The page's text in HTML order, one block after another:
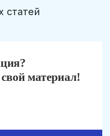
статей
материал!